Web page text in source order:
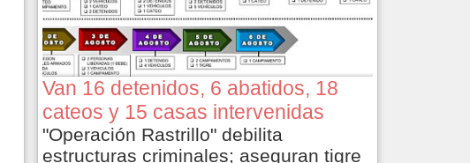
Van 16 detenidos, 6 abatidos, 18
cateos y 15 casas intervenidas
"Operación Rastrillo" debilita
estructuras criminales; aseguran tigre